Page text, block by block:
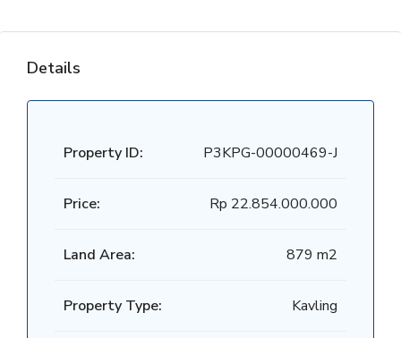
Details
Property ID: P3KPG-00000469-J
Price: Rp 22.854.000.000
Land Area: 879 m2
Property Type: Kavling